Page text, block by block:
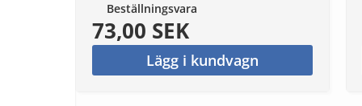
Beställningsvara
73,00 SEK
Lägg i kundvagn